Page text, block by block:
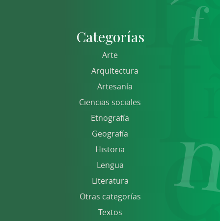
Categorías
Arte
Arquitectura
Artesanía
Ciencias sociales
Etnografía
Geografía
Historia
Lengua
Literatura
Otras categorías
Textos